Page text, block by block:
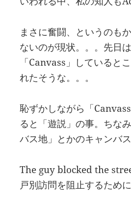
まさに奮闘、というのも
ないのが現状。。。先日
「 Canvass 」していると
れたそうな。。。
恥ずかしながら「 Canvass
ると「遊説」の事。ちなみ
バス地」とかのキャンバス
The guy blocked the
戸別訪問を阻止するため